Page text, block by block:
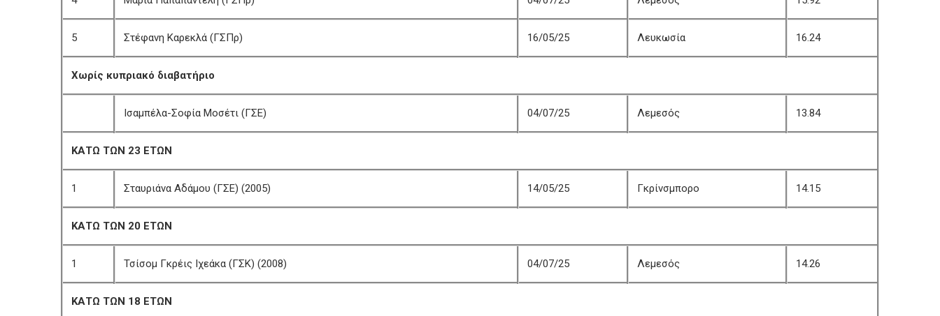
5 Στέφανη Καρεκλά (ΓΣΠρ) 16/05/25 Λευκωσία 16.24
Χωρίς κυπριακό διαβατήριο
Ισαμπέλα-Σοφία Μοσέτι (ΓΣΕ) 04/07/25 Λεμεσός 13.84
ΚΑΤΩ ΤΩΝ 23 ΕΤΩΝ
1 Σταυριάνα Αδάμου (ΓΣΕ) (2005) 14/05/25 Γκρίνσμπορο 14.15
ΚΑΤΩ ΤΩΝ 20 ΕΤΩΝ
1 Τσίσομ Γκρέις Ιχεάκα (ΓΣΚ) (2008) 04/07/25 Λεμεσός 14.26
ΚΑΤΩ ΤΩΝ 18 ΕΤΩΝ